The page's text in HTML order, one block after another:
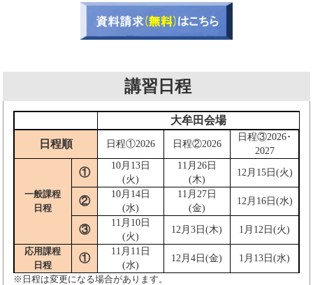
講習日程
大牟田会場
日程順
日程①2026 日程②2026
日程③2026･
2027
一般課程
日程
①
10月13日
(火)
11月26日
(木)
12月15日(火)
②
10月14日
(水)
11月27日
(金)
12月16日(水)
③
11月10日
(火)
12月3日(木) 1月12日(火)
応用課程
日程
①
11月11日
(水)
12月4日(金) 1月13日(水)
※日程は変更になる場合があります。